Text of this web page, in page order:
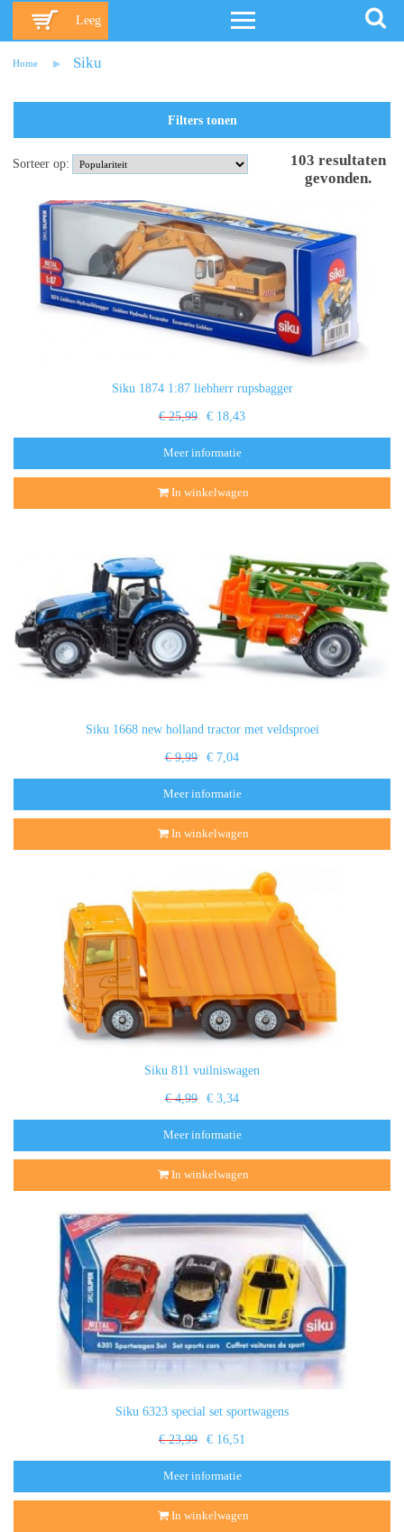
Leeg
Home Siku
Filters tonen
Sorteer op: 103 resultaten
gevonden.
Siku 1874 1:87 liebherr rupsbagger
€ 25,99 € 18,43
Meer informatie
In winkelwagen
Siku 1668 new holland tractor met veldsproei
€ 9,99 € 7,04
Meer informatie
In winkelwagen
Siku 811 vuilniswagen
€ 4,99 € 3,34
Meer informatie
In winkelwagen
Siku 6323 special set sportwagens
€ 23,99 € 16,51
Meer informatie
In winkelwagen